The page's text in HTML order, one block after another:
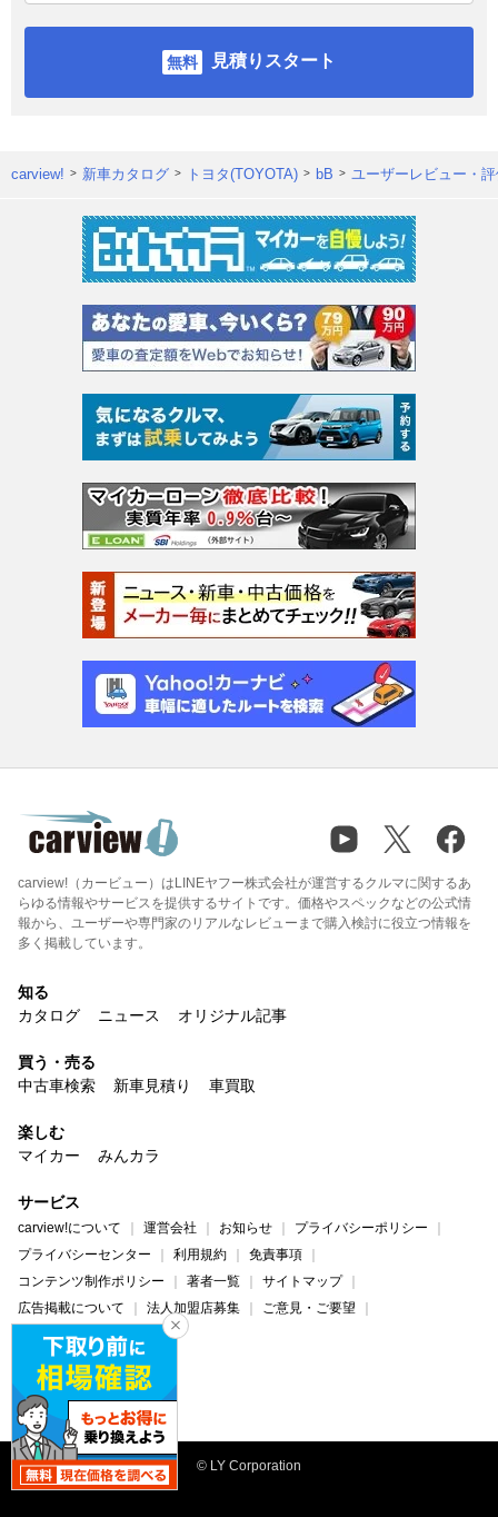
見積りスタート
carview! 新車カタログ トヨタ(TOYOTA) bB ユーザーレビュー・
carview!（カービュー）はLINEヤフー株式会社が運営するクルマに関するあ
らゆる情報やサービスを提供するサイトです。価格やスペックなどの公式情
報から、ユーザーや専門家のリアルなレビューまで購入検討に役立つ情報を
多く掲載しています。
知る
カタログ
ニュース オリジナル記事
買う・売る
中古車検索
新車見積り 車買取
楽しむ
マイカー
みんカラ
サービス
carview!について 運営会社 お知らせ
プライバシーポリシー
プライバシーセンター
利用規約
免責事項
コンテンツ制作ポリシー
著者一覧
サイトマップ
広告掲載について
法人加盟店募集
ご意見・ご要望
ヘルプ・お問い合わせ
carview! Yahoo! JAPAN
© LY Corporation